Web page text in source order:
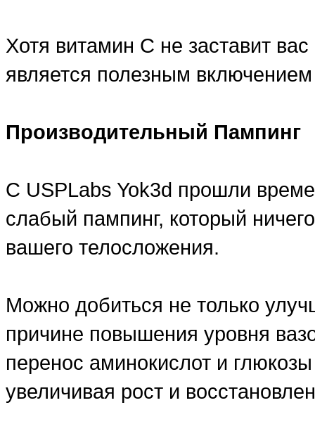
Хотя витамин C не заставит
является полезным
Производительный Пампинг
С USPLabs Yok3d прошли
слабый пампинг, который
вашего телосложения.
Можно добиться не только
причине повышения уровня
перенос аминокислот и
увеличивая рост и